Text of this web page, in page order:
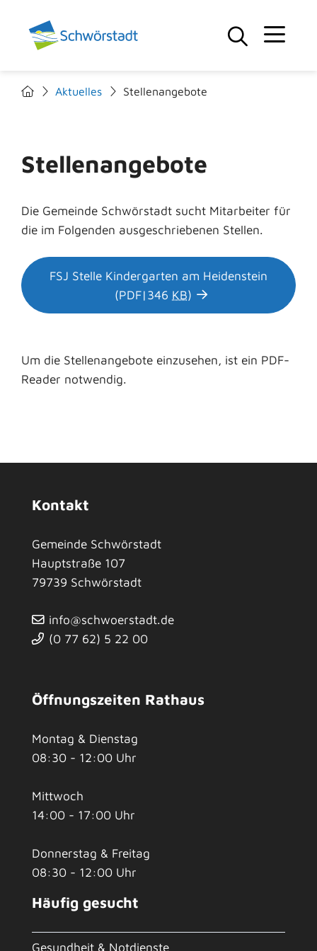
Aktuelles Stellenangebote
Stellenangebote
Die Gemeinde Schwörstadt sucht Mitarbeiter für
die im Folgenden ausgeschriebenen Stellen.
FSJ Stelle Kindergarten am Heidenstein
(PDF|346 KB)
Um die Stellenangebote einzusehen, ist ein PDF-
Reader notwendig.
Kontakt
Gemeinde Schwörstadt
Hauptstraße 107
79739 Schwörstadt
info@schwoerstadt.de
(0 77 62) 5 22 00
Öffnungszeiten Rathaus
Montag & Dienstag
08:30 - 12:00 Uhr
Mittwoch
14:00 - 17:00 Uhr
Donnerstag & Freitag
08:30 - 12:00 Uhr
Häufig gesucht
Gesundheit & Notdienste